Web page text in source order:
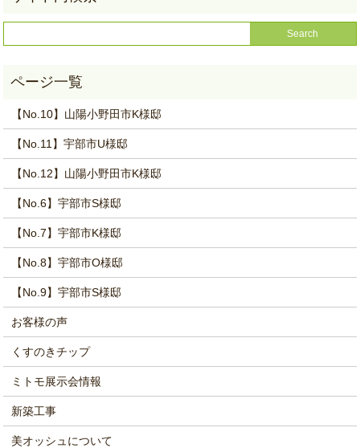
【No.10】山陽小野田市K様邸
【No.11】宇部市U様邸
【No.12】山陽小野田市K様邸
【No.6】宇部市S様邸
【No.7】宇部市K様邸
【No.8】宇部市O様邸
【No.9】宇部市S様邸
お客様の声
くすのきチップ
ミトモ展示会情報
新築工事
美オッシュについて